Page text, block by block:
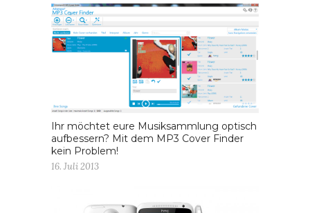
Ihr möchtet eure Musiksammlung optisch
aufbessern? Mit dem MP3 Cover Finder
kein Problem!
16. Juli 2013